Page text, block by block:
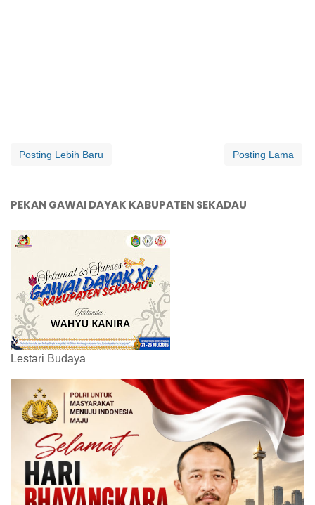
Posting Lebih Baru Posting Lama
PEKAN GAWAI DAYAK KABUPATEN SEKADAU
Lestari Budaya